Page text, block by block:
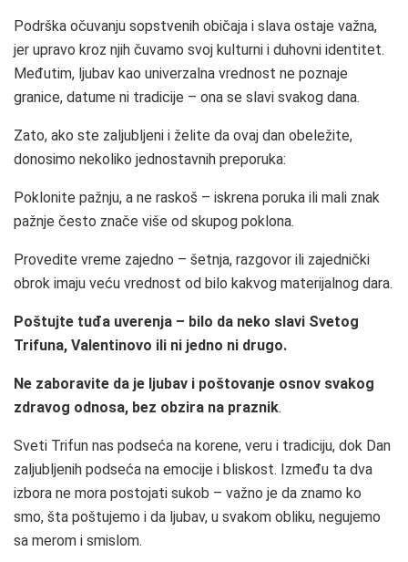
Podrška očuvanju sopstvenih običaja i slava ostaje važna,
jer upravo kroz njih čuvamo svoj kulturni i duhovni identitet.
Međutim, ljubav kao univerzalna vrednost ne poznaje
granice, datume ni tradicije – ona se slavi svakog dana.
Zato, ako ste zaljubljeni i želite da ovaj dan obeležite,
donosimo nekoliko jednostavnih preporuka:
Poklonite pažnju, a ne raskoš – iskrena poruka ili mali znak
pažnje često znače više od skupog poklona.
Provedite vreme zajedno – šetnja, razgovor ili zajednički
obrok imaju veću vrednost od bilo kakvog materijalnog dara.
Poštujte tuđa uverenja – bilo da neko slavi Svetog
Trifuna, Valentinovo ili ni jedno ni drugo.
Ne zaboravite da je ljubav i poštovanje osnov svakog
zdravog odnosa, bez obzira na praznik.
Sveti Trifun nas podseća na korene, veru i tradiciju, dok Dan
zaljubljenih podseća na emocije i bliskost. Između ta dva
izbora ne mora postojati sukob – važno je da znamo ko
smo, šta poštujemo i da ljubav, u svakom obliku, negujemo
sa merom i smislom.